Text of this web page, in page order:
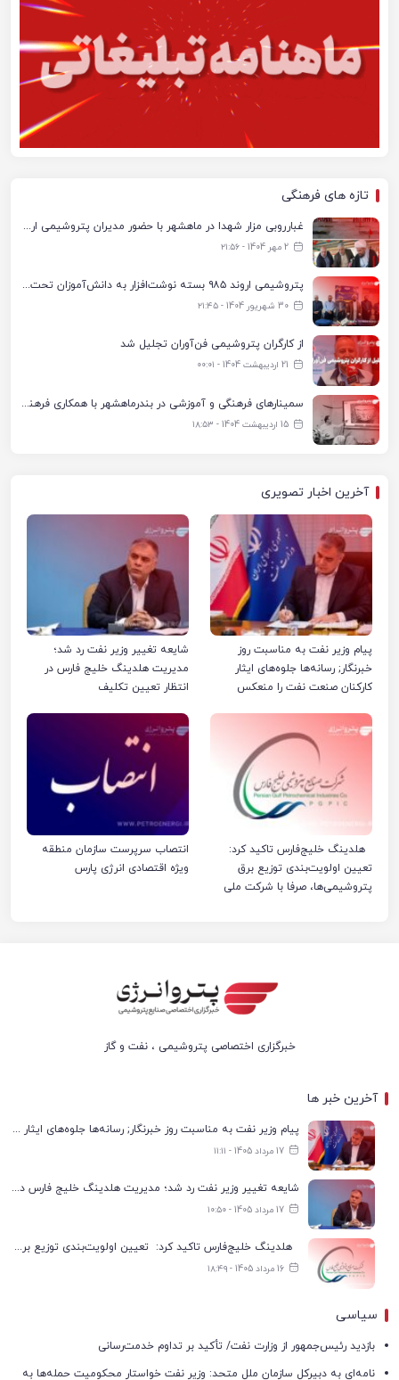
تازه های فرهنگی
غبارروبی مزار شهدا در ماهشهر با حضور مدیران پتروشیمی اروند و مسئولان شهری
2 مهر 1404 - ۲۱:۵۶
پتروشیمی اروند ۹۸۵ بسته نوشت‌افزار به دانش‌آموزان تحت پوشش کمیته امداد بندرماهشهر اهدا کرد
30 شهریور 1404 - ۲۱:۴۵
از کارگران پتروشیمی فن‌آوران تجلیل شد
21 اردیبهشت 1404 - ۰۰:۰۱
سمینارهای فرهنگی و آموزشی در بندرماهشهر با همکاری فرهنگ‌سرای پتروشیمی مارون
15 اردیبهشت 1404 - ۱۸:۵۳
آخرین اخبار تصویری
پیام وزیر نفت به مناسبت روز
خبرنگار; رسانه‌ها جلوه‌های ایثار
کارکنان صنعت نفت را منعکس
شایعه تغییر وزیر نفت رد شد؛
مدیریت هلدینگ خلیج فارس در
انتظار تعیین تکلیف
هلدینگ خلیج‌فارس تاکید کرد:
تعیین اولویت‌بندی توزیع برق
پتروشیمی‌ها، صرفا با شرکت ملی
انتصاب سرپرست سازمان منطقه
ویژه اقتصادی انرژی پارس
خبرگزاری اختصاصی پتروشیمی ، نفت و گاز
آخرین خبر ها
پیام وزیر نفت به مناسبت روز خبرنگار; رسانه‌ها جلوه‌های ایثار کارکنان صنعت نفت را منعکس کردند
17 مرداد 1405 - ۱۱:۱۱
شایعه تغییر وزیر نفت رد شد؛ مدیریت هلدینگ خلیج فارس در انتظار تعیین تکلیف
17 مرداد 1405 - ۱۰:۵۰
هلدینگ خلیج‌فارس تاکید کرد: تعیین اولویت‌بندی توزیع برق پتروشیمی‌ها، صرفا با شرکت ملی صنایع پتروشیمی ایران است
16 مرداد 1405 - ۱۸:۴۹
سیاسی
بازدید رئیس‌جمهور از وزارت نفت/ تأکید بر تداوم خدمت‌رسانی
نامه‌ای به دبیرکل سازمان ملل متحد: وزیر نفت خواستار محکومیت حمله‌ها به